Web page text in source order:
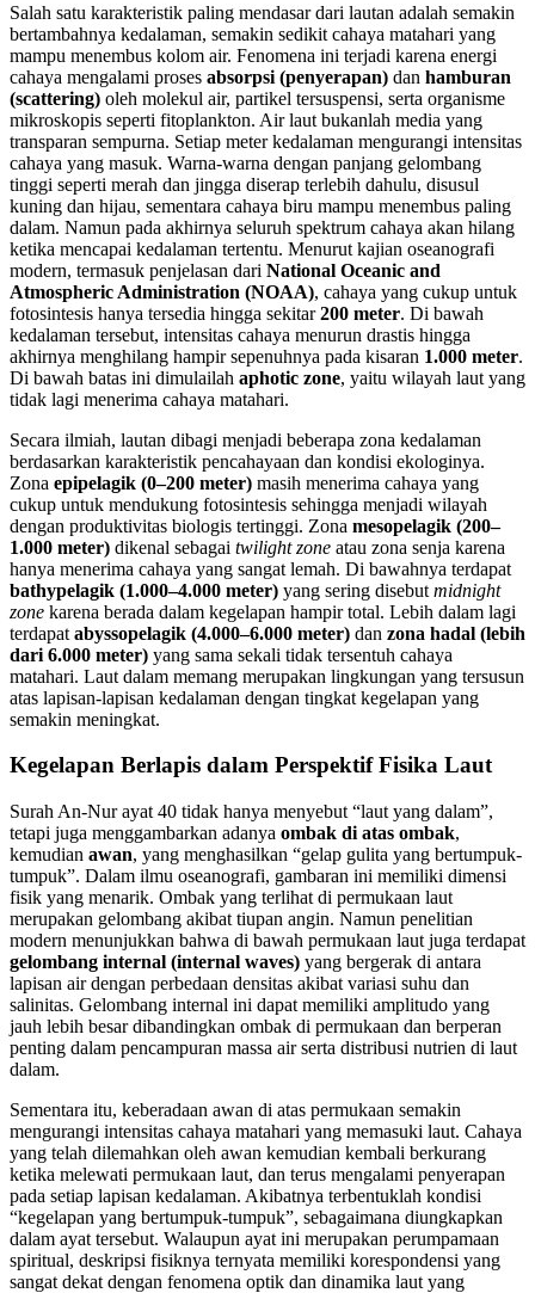
Salah satu karakteristik paling mendasar dari lautan adalah semakin
bertambahnya kedalaman, semakin sedikit cahaya matahari yang
mampu menembus kolom air. Fenomena ini terjadi karena energi
cahaya mengalami proses absorpsi (penyerapan) dan hamburan
(scattering) oleh molekul air, partikel tersuspensi, serta organisme
mikroskopis seperti fitoplankton. Air laut bukanlah media yang
transparan sempurna. Setiap meter kedalaman mengurangi intensitas
cahaya yang masuk. Warna-warna dengan panjang gelombang
tinggi seperti merah dan jingga diserap terlebih dahulu, disusul
kuning dan hijau, sementara cahaya biru mampu menembus paling
dalam. Namun pada akhirnya seluruh spektrum cahaya akan hilang
ketika mencapai kedalaman tertentu. Menurut kajian oseanografi
modern, termasuk penjelasan dari National Oceanic and
Atmospheric Administration (NOAA), cahaya yang cukup untuk
fotosintesis hanya tersedia hingga sekitar200 meter. Di bawah
kedalaman tersebut, intensitas cahaya menurun drastis hingga
akhirnya menghilang hampir sepenuhnya pada kisaran 1.000 meter.
Di bawah batas ini dimulailah aphotic zone, yaitu wilayah laut yang
tidak lagi menerima cahaya matahari.
Secara ilmiah, lautan dibagi menjadi beberapa zona kedalaman
berdasarkan karakteristik pencahayaan dan kondisi ekologinya.
Zona epipelagik (0–200 meter) masih menerima cahaya yang
cukup untuk mendukung fotosintesis sehingga menjadi wilayah
dengan produktivitas biologis tertinggi. Zona mesopelagik (200–
1.000 meter) dikenal sebagai twilight zone atau zona senja karena
hanya menerima cahaya yang sangat lemah. Di bawahnya terdapat
bathypelagik (1.000–4.000 meter) yang sering disebut midnight
zone karena berada dalam kegelapan hampir total. Lebih dalam lagi
terdapat abyssopelagik (4.000–6.000 meter) dan zona hadal (lebih
dari 6.000 meter) yang sama sekali tidak tersentuh cahaya
matahari. Laut dalam memang merupakan lingkungan yang tersusun
atas lapisan-lapisan kedalaman dengan tingkat kegelapan yang
semakin meningkat.
Kegelapan Berlapis dalam Perspektif Fisika Laut
Surah An-Nur ayat 40 tidak hanya menyebut “laut yang dalam”,
tetapi juga menggambarkan adanya ombak di atas ombak,
kemudian awan, yang menghasilkan “gelap gulita yang bertumpuk-
tumpuk”. Dalam ilmu oseanografi, gambaran ini memiliki dimensi
fisik yang menarik. Ombak yang terlihat di permukaan laut
merupakan gelombang akibat tiupan angin. Namun penelitian
modern menunjukkan bahwa di bawah permukaan laut juga terdapat
gelombang internal (internal waves) yang bergerak di antara
lapisan air dengan perbedaan densitas akibat variasi suhu dan
salinitas. Gelombang internal ini dapat memiliki amplitudo yang
jauh lebih besar dibandingkan ombak di permukaan dan berperan
penting dalam pencampuran massa air serta distribusi nutrien di laut
dalam.
Sementara itu, keberadaan awan di atas permukaan semakin
mengurangi intensitas cahaya matahari yang memasuki laut. Cahaya
yang telah dilemahkan oleh awan kemudian kembali berkurang
ketika melewati permukaan laut, dan terus mengalami penyerapan
pada setiap lapisan kedalaman. Akibatnya terbentuklah kondisi
“kegelapan yang bertumpuk-tumpuk”, sebagaimana diungkapkan
dalam ayat tersebut. Walaupun ayat ini merupakan perumpamaan
spiritual, deskripsi fisiknya ternyata memiliki korespondensi yang
sangat dekat dengan fenomena optik dan dinamika laut yang